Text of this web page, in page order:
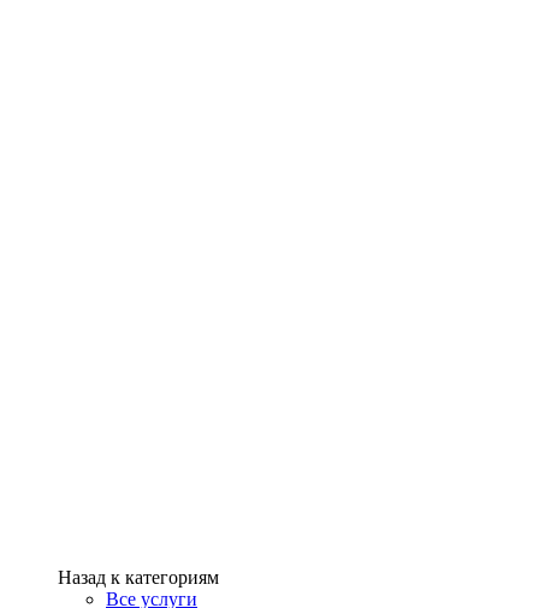
Назад к категориям
Все услуги